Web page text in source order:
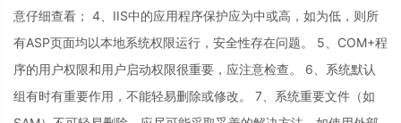
意仔细查看； 4、IIS中的应用程序保护应为中或高，如为低，则所
有ASP页面均以本地系统权限运行，安全性存在问题。 5、COM+程
序的用户权限和用户启动权限很重要，应注意检查。 6、系统默认
组有时有重要作用，不能轻易删除或修改。 7、系统重要文件（如